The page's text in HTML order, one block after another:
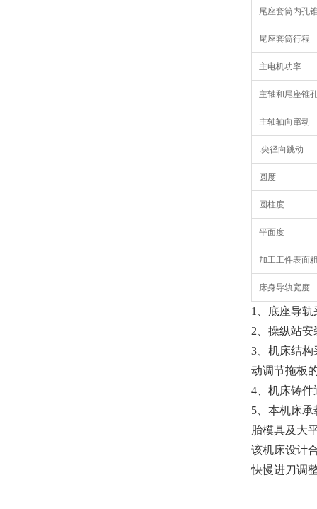
尾座套筒内孔
尾座套筒行程
主电机功率
主轴和尾座锥
主轴轴向窜动
.尖径向跳动
圆度
圆柱度
平面度
加工工件表面
床身导轨宽度
1、底座导
2、操纵站
3、机床结
动调节拖板
4、机床铸
5、本机床
胎模具及大
该机床设计
快慢进刀调